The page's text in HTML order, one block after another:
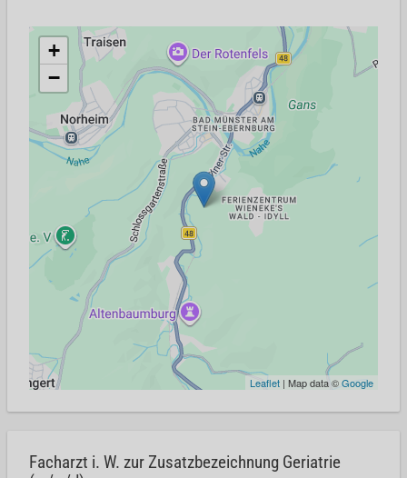
+
−
Leaflet | Map data ©Google
Facharzt i. W. zur Zusatzbezeichnung Geriatrie